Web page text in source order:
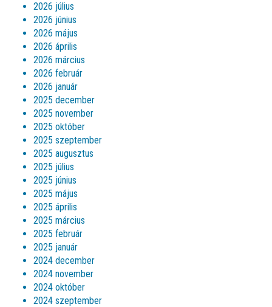
2026 július
2026 június
2026 május
2026 április
2026 március
2026 február
2026 január
2025 december
2025 november
2025 október
2025 szeptember
2025 augusztus
2025 július
2025 június
2025 május
2025 április
2025 március
2025 február
2025 január
2024 december
2024 november
2024 október
2024 szeptember